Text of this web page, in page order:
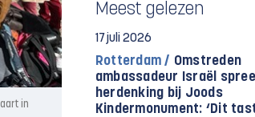
in
Meest gelezen
17 juli 2026
Rotterdam / Omstreden
ambassadeur Israël
herdenking bij Joods
Kindermonument: ‘Dit